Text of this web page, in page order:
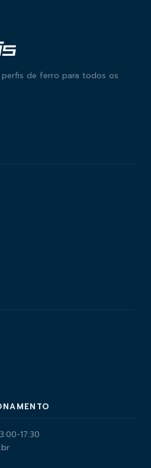
de ferro para todos os
17:30